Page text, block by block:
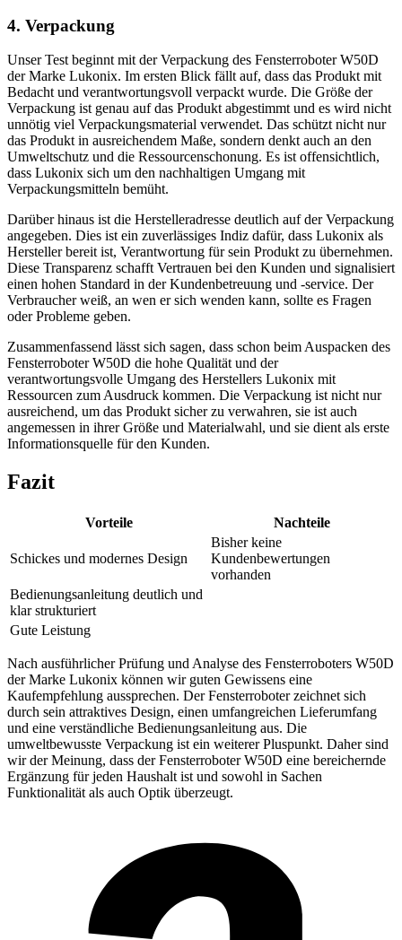
4. Verpackung
Unser Test beginnt mit der Verpackung des Fensterroboter W50D
der Marke Lukonix. Im ersten Blick fällt auf, dass das Produkt mit
Bedacht und verantwortungsvoll verpackt wurde. Die Größe der
Verpackung ist genau auf das Produkt abgestimmt und es wird nicht
unnötig viel Verpackungsmaterial verwendet. Das schützt nicht nur
das Produkt in ausreichendem Maße, sondern denkt auch an den
Umweltschutz und die Ressourcenschonung. Es ist offensichtlich,
dass Lukonix sich um den nachhaltigen Umgang mit
Verpackungsmitteln bemüht.
Darüber hinaus ist die Herstelleradresse deutlich auf der Verpackung
angegeben. Dies ist ein zuverlässiges Indiz dafür, dass Lukonix als
Hersteller bereit ist, Verantwortung für sein Produkt zu übernehmen.
Diese Transparenz schafft Vertrauen bei den Kunden und signalisiert
einen hohen Standard in der Kundenbetreuung und -service. Der
Verbraucher weiß, an wen er sich wenden kann, sollte es Fragen
oder Probleme geben.
Zusammenfassend lässt sich sagen, dass schon beim Auspacken des
Fensterroboter W50D die hohe Qualität und der
verantwortungsvolle Umgang des Herstellers Lukonix mit
Ressourcen zum Ausdruck kommen. Die Verpackung ist nicht nur
ausreichend, um das Produkt sicher zu verwahren, sie ist auch
angemessen in ihrer Größe und Materialwahl, und sie dient als erste
Informationsquelle für den Kunden.
Fazit
Vorteile Nachteile
Schickes und modernes Design
Bisher keine
Kundenbewertungen
vorhanden
Bedienungsanleitung deutlich und
klar strukturiert
Gute Leistung
Nach ausführlicher Prüfung und Analyse des Fensterroboters W50D
der Marke Lukonix können wir guten Gewissens eine
Kaufempfehlung aussprechen. Der Fensterroboter zeichnet sich
durch sein attraktives Design, einen umfangreichen Lieferumfang
und eine verständliche Bedienungsanleitung aus. Die
umweltbewusste Verpackung ist ein weiterer Pluspunkt. Daher sind
wir der Meinung, dass der Fensterroboter W50D eine bereichernde
Ergänzung für jeden Haushalt ist und sowohl in Sachen
Funktionalität als auch Optik überzeugt.